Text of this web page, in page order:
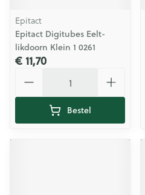
Epitact
Epitact Digitubes Eelt-
likdoorn Klein 1 0261
€ 11,70
Bestel